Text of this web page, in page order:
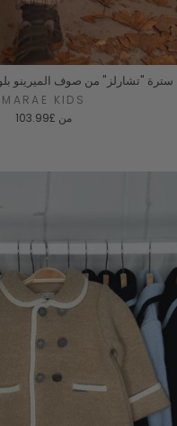
سترة "تشارلز" من صوف الميرينو
MARAE KIDS
من £103.99